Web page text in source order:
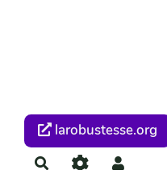
larobustesse.org
Rechercher